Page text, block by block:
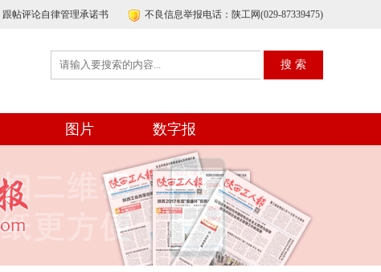
跟帖评论自律管理承诺书 不良信息举报电话：陕工网(029-87339475)
图片 数字报